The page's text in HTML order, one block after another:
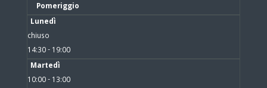
Pomeriggio
Lunedì
chiuso
14:30 - 19:00
Martedì
10:00 - 13:00